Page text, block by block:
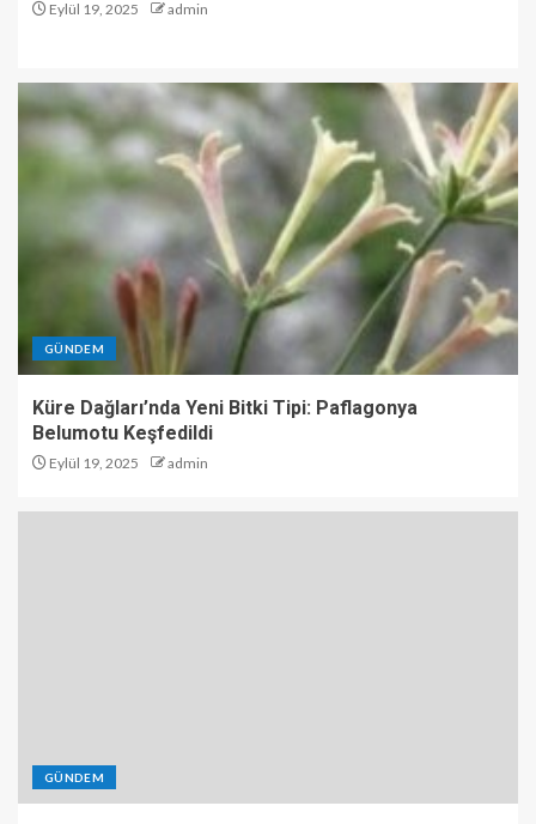
Eylül 19, 2025 admin
GÜNDEM
Küre Dağları’nda Yeni Bitki Tipi: Paflagonya
Belumotu Keşfedildi
Eylül 19, 2025 admin
GÜNDEM